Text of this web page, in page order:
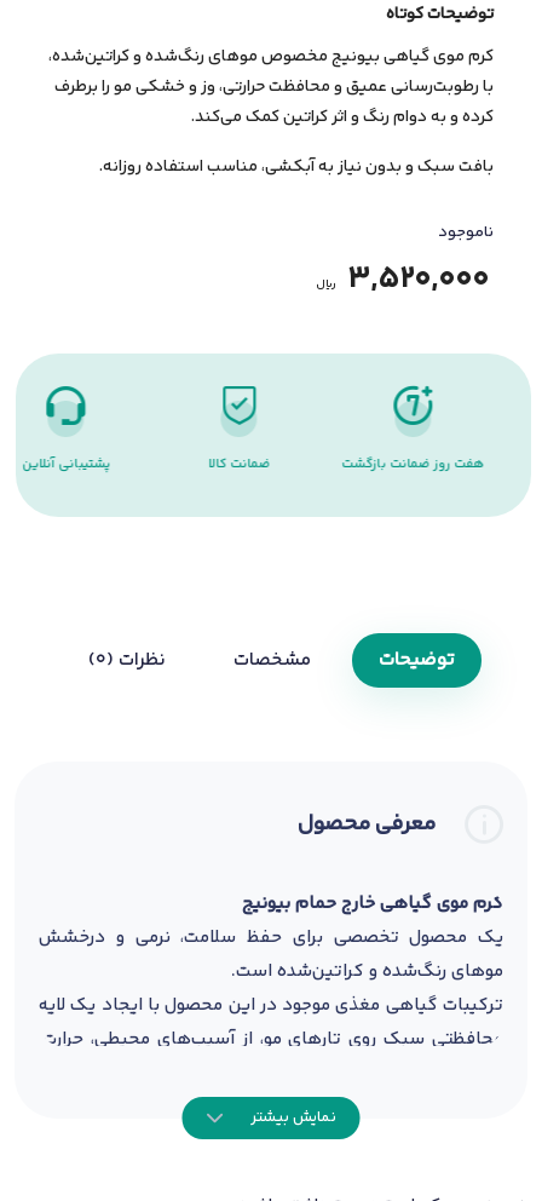
توضیحات کوتاه
کرم موی گیاهی بیونیج مخصوص موهای رنگ‌شده و کراتین‌شده،
با رطوبت‌رسانی عمیق و محافظت حرارتی، وز و خشکی مو را برطرف
کرده و به دوام رنگ و اثر کراتین کمک می‌کند.
بافت سبک و بدون نیاز به آبکشی، مناسب استفاده روزانه.
ناموجود
3,520,000 ﷼
هفت روز ضمانت بازگشت ضمانت کالا پشتیبانی آنلاین
توضیحات مشخصات نظرات (0)
معرفی محصول
کرم موی گیاهی خارج حمام بیونیج
یک محصول تخصصی برای حفظ سلامت، نرمی و درخشش
موهای رنگ‌شده و کراتین‌شده است.
ترکیبات گیاهی مغذی موجود در این محصول با ایجاد یک لایه
محافظتی سبک روی تارهای مو، از آسیب‌های محیطی، حرارت،
رنگ مو و تثبیت بیشتر اثر کراتین می‌شود.
این کرم مو با بافت سبک و بدون نیاز به آبکشی، به‌سرعت
نمایش بیشتر